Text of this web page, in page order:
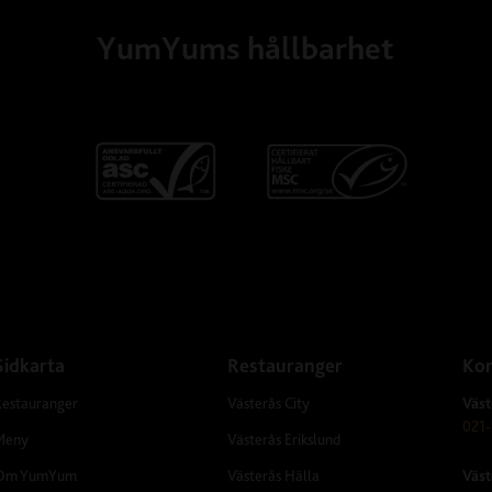
YumYums hållbarhet
YumYum
Restauranger
Västerås City
Västerås Erikslund
Västerås Hälla